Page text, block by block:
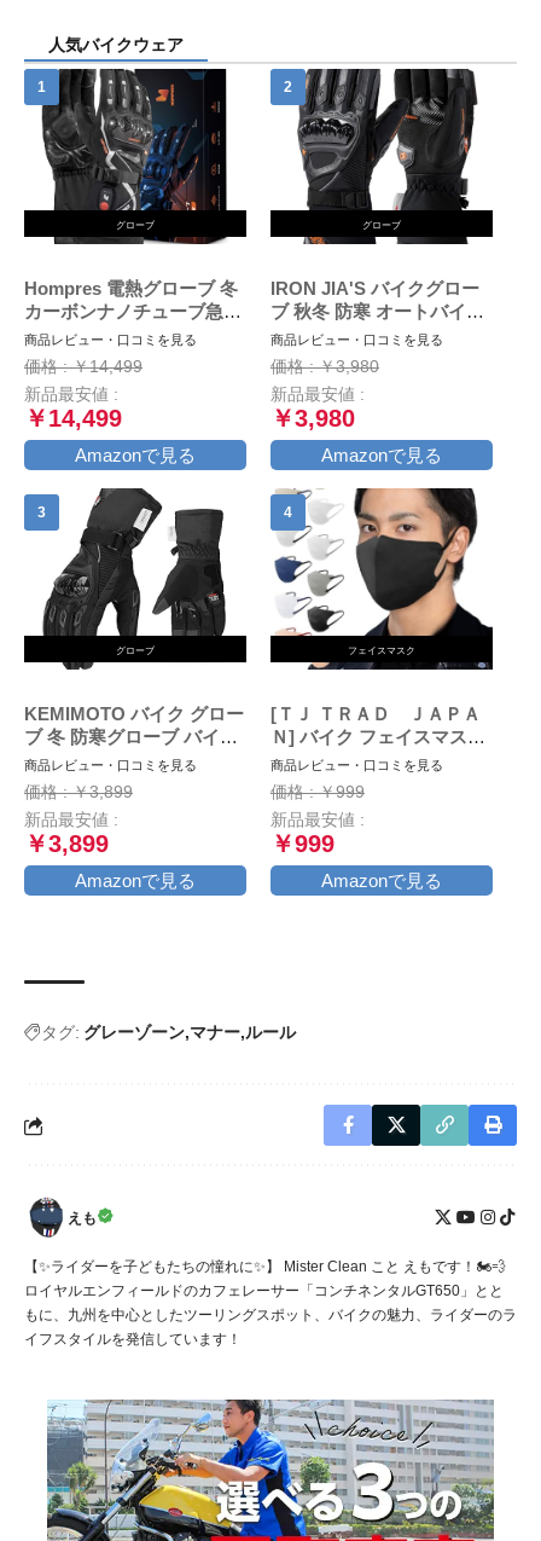
人気バイクウェア
グローブ
Hompres 電熱グローブ 冬
カーボンナノチューブ急速
発熱 バイク グローブ 大容
量バッテリー付 シガーソケ
ット給電 バッテリー残量表
示 4段階温度調節 スマホ対
応 防寒防風 撥水加工 通勤
通学 作業 男女兼用L
商品レビュー・口コミを見る
価格 : ￥14,499
新品最安値 :
￥14,499
Amazonで見る
グローブ
IRON JIA'S バイクグロー
ブ 秋冬 防寒 オートバイ手
袋 冬用 スマホ対応 防水 防
風 保護手袋 裏起毛 滑り止
め ブラック M
商品レビュー・口コミを見る
価格 : ￥3,980
新品最安値 :
￥3,980
Amazonで見る
グローブ
KEMIMOTO バイク グロー
ブ 冬 防寒グローブ バイク
冬用グローブ オートバイグ
ローブ 春/秋/冬 スマホ対応
裏起毛 防風 風止め クッシ
ョン付き 滑り止め ブラッ
ク L
商品レビュー・口コミを見る
価格 : ￥3,899
新品最安値 :
￥3,899
Amazonで見る
フェイスマスク
[ＴＪ ＴＲＡＤ ＪＡＰＡ
Ｎ] バイク フェイスマスク
大きめ マスク 日本製 不織
布 (大きめ30枚個包装, ブラ
ック×ブラック)
商品レビュー・口コミを見る
価格 : ￥999
新品最安値 :
￥999
Amazonで見る
タグ: グレーゾーン マナー ルール
えも
【✨ライダーを子どもたちの憧れに✨】 Mister Clean こと えもです！🏍️💨
ロイヤルエンフィールドのカフェレーサー「コンチネンタルGT650」とと
もに、九州を中心としたツーリングスポット、バイクの魅力、ライダーのラ
イフスタイルを発信しています！